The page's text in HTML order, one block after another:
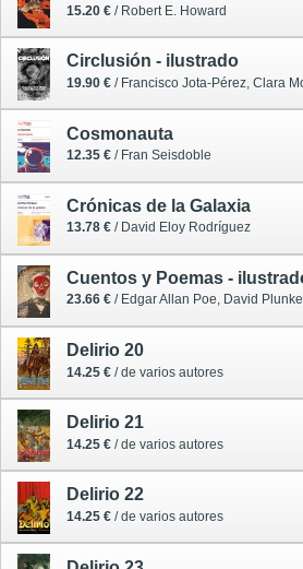
15.20 € / Robert E. Howard
Circlusión - ilustrado
19.90 € / Francisco Jota-Pérez, Clara
Cosmonauta
12.35 € / Fran Seisdoble
Crónicas de la Galaxia
13.78 € / David Eloy Rodríguez
Cuentos y Poemas -
23.66 € / Edgar Allan Poe, David
Delirio 20
14.25 € / de varios autores
Delirio 21
14.25 € / de varios autores
Delirio 22
14.25 € / de varios autores